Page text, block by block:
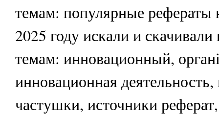
темам: популярные
2025 году искали и
темам: инновационный,
инновационная
частушки, источники